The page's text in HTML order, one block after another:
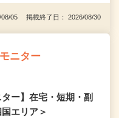
08/05 掲載終了日： 2026/08/30
ニター
ー】在宅・短期・副
エリア＞